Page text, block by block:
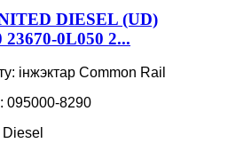
DIESEL (UD)
23670-0L050 2...
інжэктар Common Rail
095000-8290